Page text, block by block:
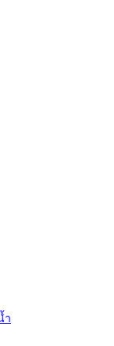
ำ